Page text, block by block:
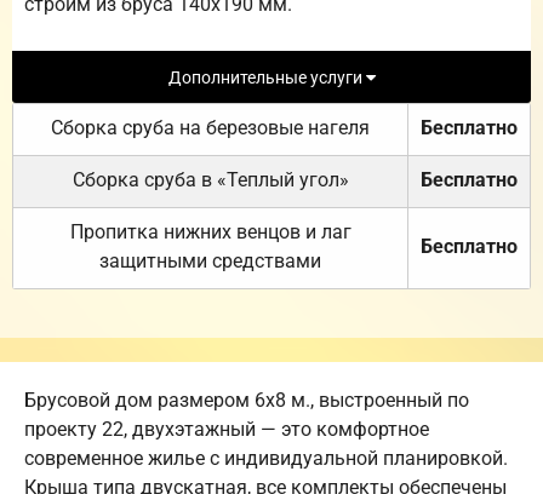
Дополнительные услуги
Сборка сруба на березовые нагеля Бесплатно
Сборка сруба в «Теплый угол» Бесплатно
Пропитка нижних венцов и лаг
защитными средствами
Бесплатно
Брусовой дом размером 6х8 м., выстроенный по
проекту 22, двухэтажный — это комфортное
современное жилье с индивидуальной планировкой.
Крыша типа двускатная, все комплекты обеспечены